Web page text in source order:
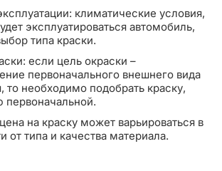
климатические условия,
эксплуатироваться автомобиль,
типа краски.
если цель окраски –
первоначального внешнего вида
то необходимо подобрать краску,
первоначальной.
на краску может варьироваться в
от типа и качества материала.